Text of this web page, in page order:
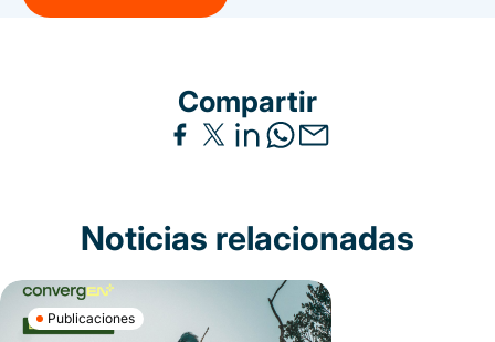
Compartir
Noticias relacionadas
Publicaciones